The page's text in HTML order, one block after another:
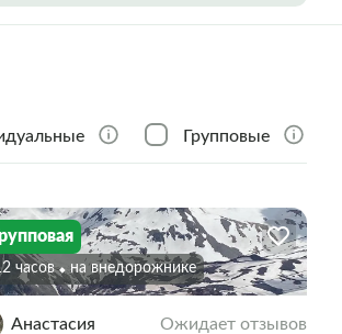
Групповые
часов На внедорожнике
Анастасия Ожидает отзывов